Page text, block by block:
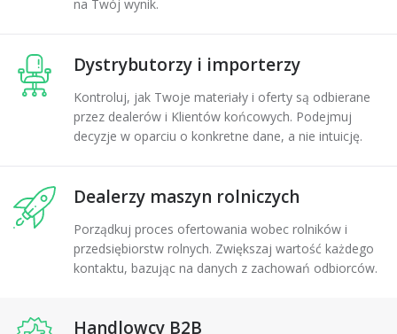
na Twój wynik.
Dystrybutorzy i importerzy
Kontroluj, jak Twoje materiały i oferty są odbierane
przez dealerów i Klientów końcowych. Podejmuj
decyzje w oparciu o konkretne dane, a nie intuicję.
Dealerzy maszyn rolniczych
Porządkuj proces ofertowania wobec rolników i
przedsiębiorstw rolnych. Zwiększaj wartość każdego
kontaktu, bazując na danych z zachowań odbiorców.
Handlowcy B2B